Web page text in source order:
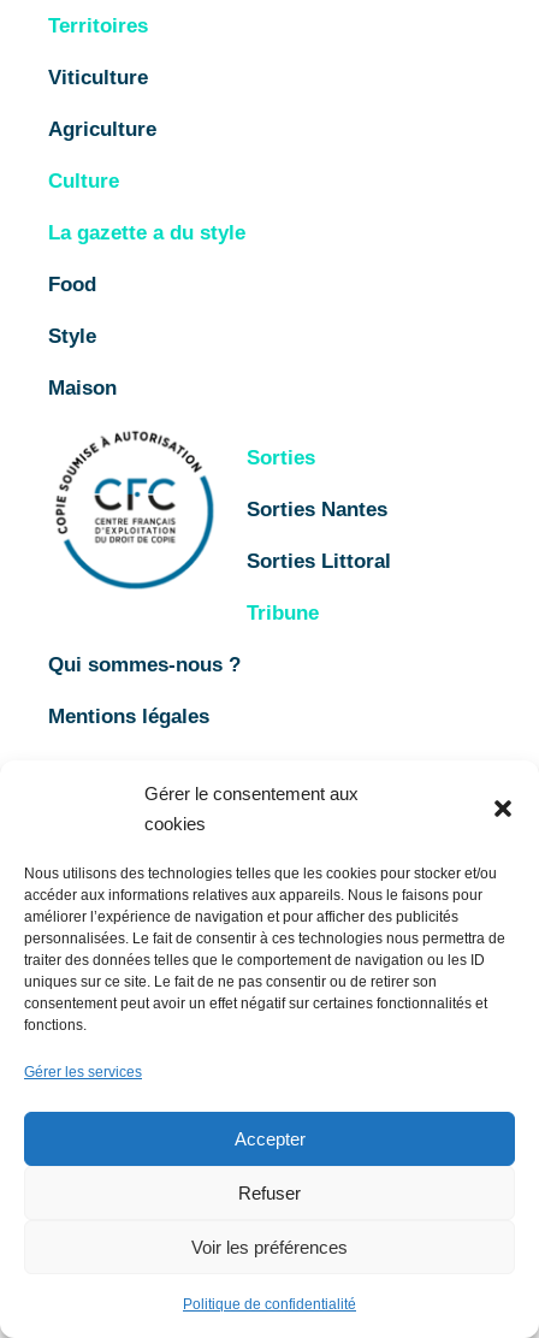
Gérer le consentement aux
cookies
Nous utilisons des technologies telles que les cookies pour stocker et/ou
accéder aux informations relatives aux appareils. Nous le faisons pour
améliorer l’expérience de navigation et pour afficher des publicités
personnalisées. Le fait de consentir à ces technologies nous permettra de
traiter des données telles que le comportement de navigation ou les ID
uniques sur ce site. Le fait de ne pas consentir ou de retirer son
consentement peut avoir un effet négatif sur certaines fonctionnalités et
fonctions.
Gérer les services
Accepter
Refuser
Voir les préférences
Politique de confidentialité
Territoires
Viticulture
Agriculture
Culture
La gazette a du style
Food
Style
Maison
Sorties
Sorties Nantes
Sorties Littoral
Tribune
Qui sommes-nous ?
Mentions légales
Politique de confidentialité
Nos partenaires
Rechercher
6 rue René Viviani